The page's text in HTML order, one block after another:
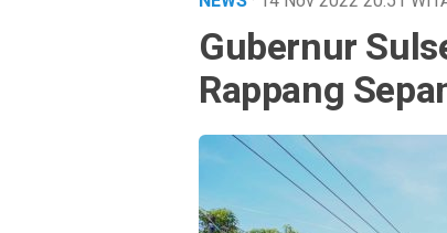
Gubernur
Rappang